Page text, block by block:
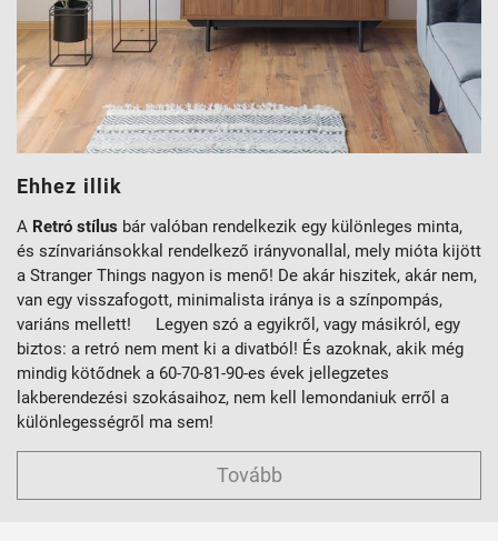
Ehhez illik
A Retró stílus bár valóban rendelkezik egy különleges minta,
és színvariánsokkal rendelkező irányvonallal, mely mióta kijött
a Stranger Things nagyon is menő! De akár hiszitek, akár nem,
van egy visszafogott, minimalista iránya is a színpompás,
variáns mellett! Legyen szó a egyikről, vagy másikról, egy
biztos: a retró nem ment ki a divatból! És azoknak, akik még
mindig kötődnek a 60-70-81-90-es évek jellegzetes
lakberendezési szokásaihoz, nem kell lemondaniuk erről a
különlegességről ma sem!
Tovább